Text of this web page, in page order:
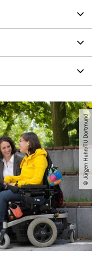
© Jürgen Huhn​/​TU Dortmund